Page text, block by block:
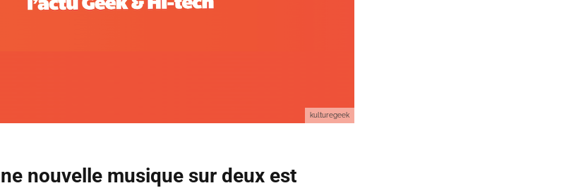
kulturegeek
nouvelle musique sur deux est